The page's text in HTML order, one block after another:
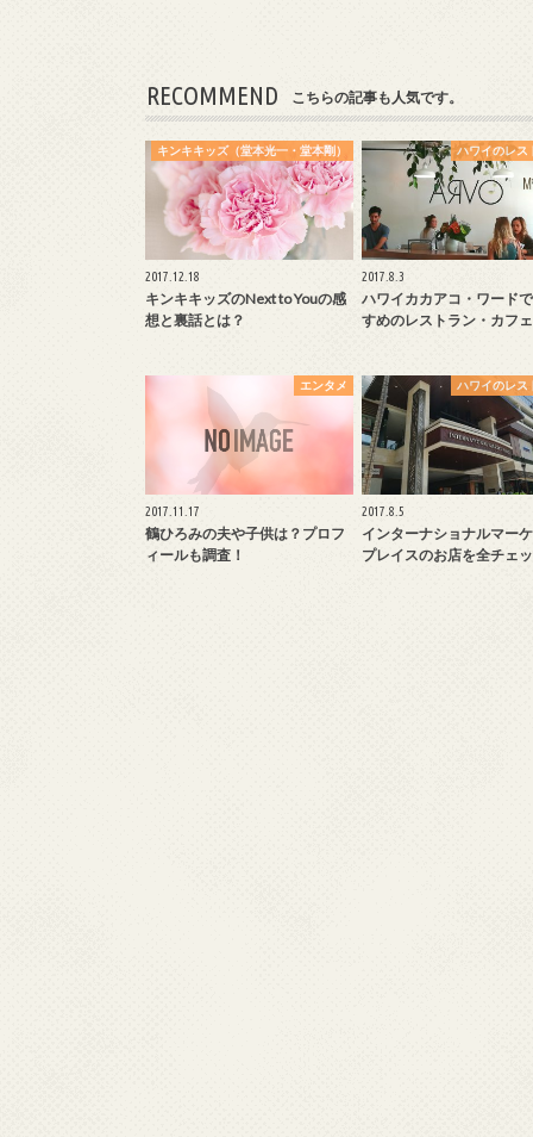
RECOMMEND こちらの記事も人気です。
キンキキッズ（堂本光一・堂本剛）
2017.12.18
キンキキッズのNext to Youの感
想と裏話とは？
ハワイのレス
2017.8.3
ハワイカカアコ・ワード
すめのレストラン・カフ
エンタメ
2017.11.17
鶴ひろみの夫や子供は？プロフ
ィールも調査！
ハワイのレス
2017.8.5
インターナショナルマー
プレイスのお店を全チェ